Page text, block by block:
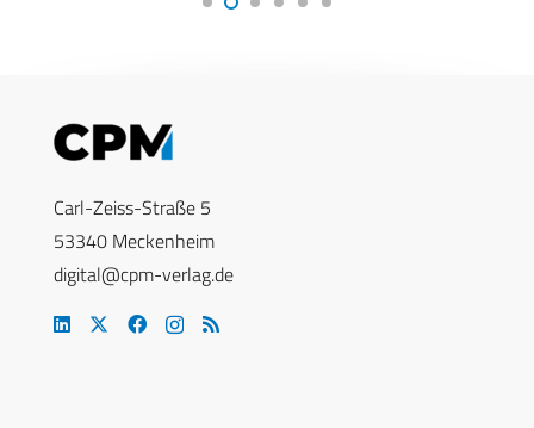
Carl-Zeiss-Straße 5
53340 Meckenheim
digital@cpm-verlag.de